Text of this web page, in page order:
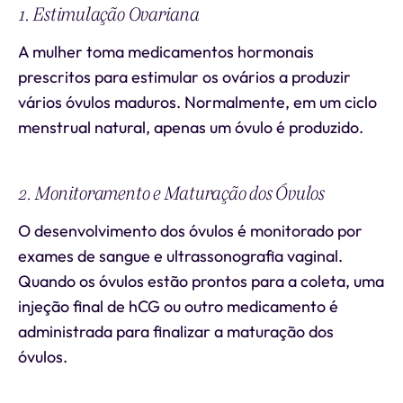
1. Estimulação Ovariana
A mulher toma medicamentos hormonais
prescritos para estimular os ovários a produzir
vários óvulos maduros. Normalmente, em um ciclo
menstrual natural, apenas um óvulo é produzido.
2. Monitoramento e Maturação dos Óvulos
O desenvolvimento dos óvulos é monitorado por
exames de sangue e ultrassonografia vaginal.
Quando os óvulos estão prontos para a coleta, uma
injeção final de hCG ou outro medicamento é
administrada para finalizar a maturação dos
óvulos.